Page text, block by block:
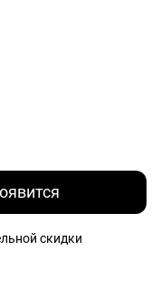
скидки